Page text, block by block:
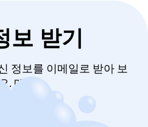
보 받기
정보를 이메일로 받아 보
. 매주